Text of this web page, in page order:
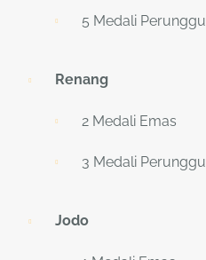
5 Medali Perunggu
Renang
2 Medali Emas
3 Medali Perunggu
Jodo